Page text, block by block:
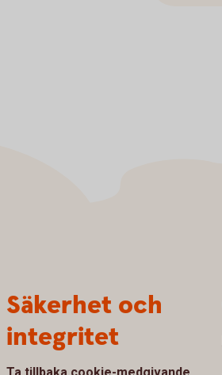
Säkerhet och
integritet